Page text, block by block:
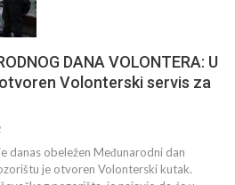
DANA VOLONTERA: U
Volonterski servis za
danas obeležen Međunarodni dan
je otvoren Volonterski kutak.